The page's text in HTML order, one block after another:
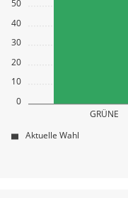
0
10
20
30
40
50
GRÜNE
Aktuelle Wahl